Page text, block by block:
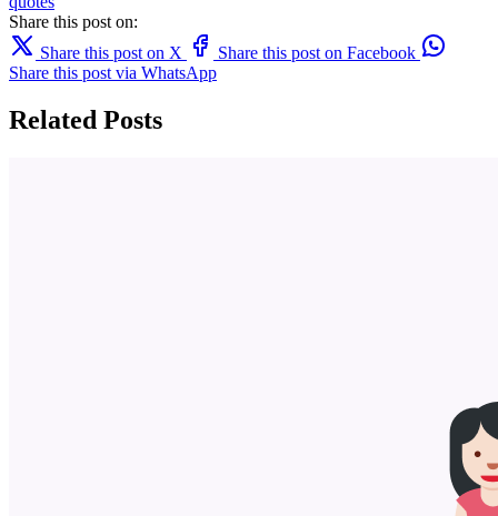
Share this post on:
Share this post on X
Share this post on Facebook
Share this post via WhatsApp
Related Posts